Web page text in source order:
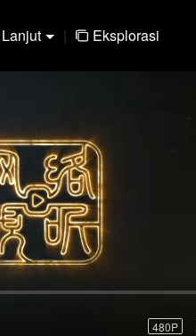
Lanjut | Eksplorasi